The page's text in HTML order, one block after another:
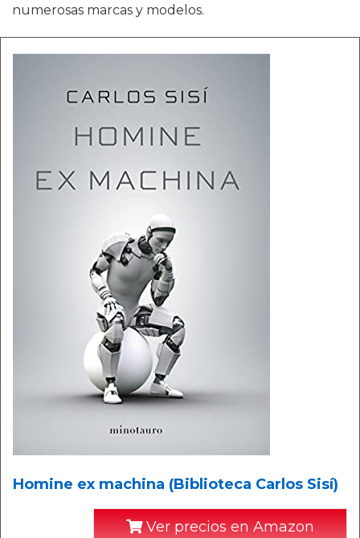
numerosas marcas y modelos.
Homine ex machina (Biblioteca Carlos Sisí)
Ver precios en Amazon